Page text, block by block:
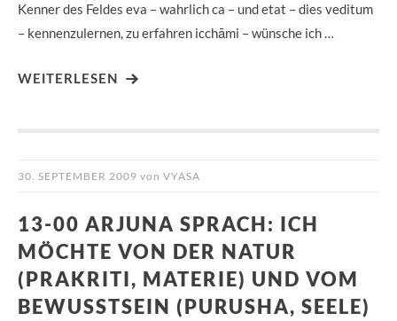
Kenner des Feldes eva – wahrlich ca – und etat – dies veditum
– kennenzulernen, zu erfahren icchāmi – wünsche ich …
WEITERLESEN
30. SEPTEMBER 2009 von VYASA
13-00 ARJUNA SPRACH: ICH
MÖCHTE VON DER NATUR
(PRAKRITI, MATERIE) UND VOM
BEWUSSTSEIN (PURUSHA, SEELE)